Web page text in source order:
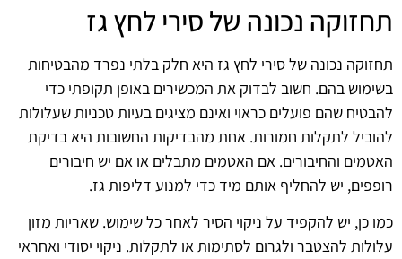
תחזוקה נכונה של סירי לחץ גז
תחזוקה נכונה של סירי לחץ גז היא חלק בלתי נפרד מהבטיחות
בשימוש בהם. חשוב לבדוק את המכשירים באופן תקופתי כדי
להבטיח שהם פועלים כראוי ואינם מציגים בעיות טכניות שעלולות
להוביל לתקלות חמורות. אחת מהבדיקות החשובות היא בדיקת
האטמים והחיבורים. אם האטמים מתבלים או אם יש חיבורים
רופפים, יש להחליף אותם מיד כדי למנוע דליפות גז.
כמו כן, יש להקפיד על ניקוי הסיר לאחר כל שימוש. שאריות מזון
עלולות להצטבר ולגרום לסתימות או לתקלות. ניקוי יסודי ואחראי